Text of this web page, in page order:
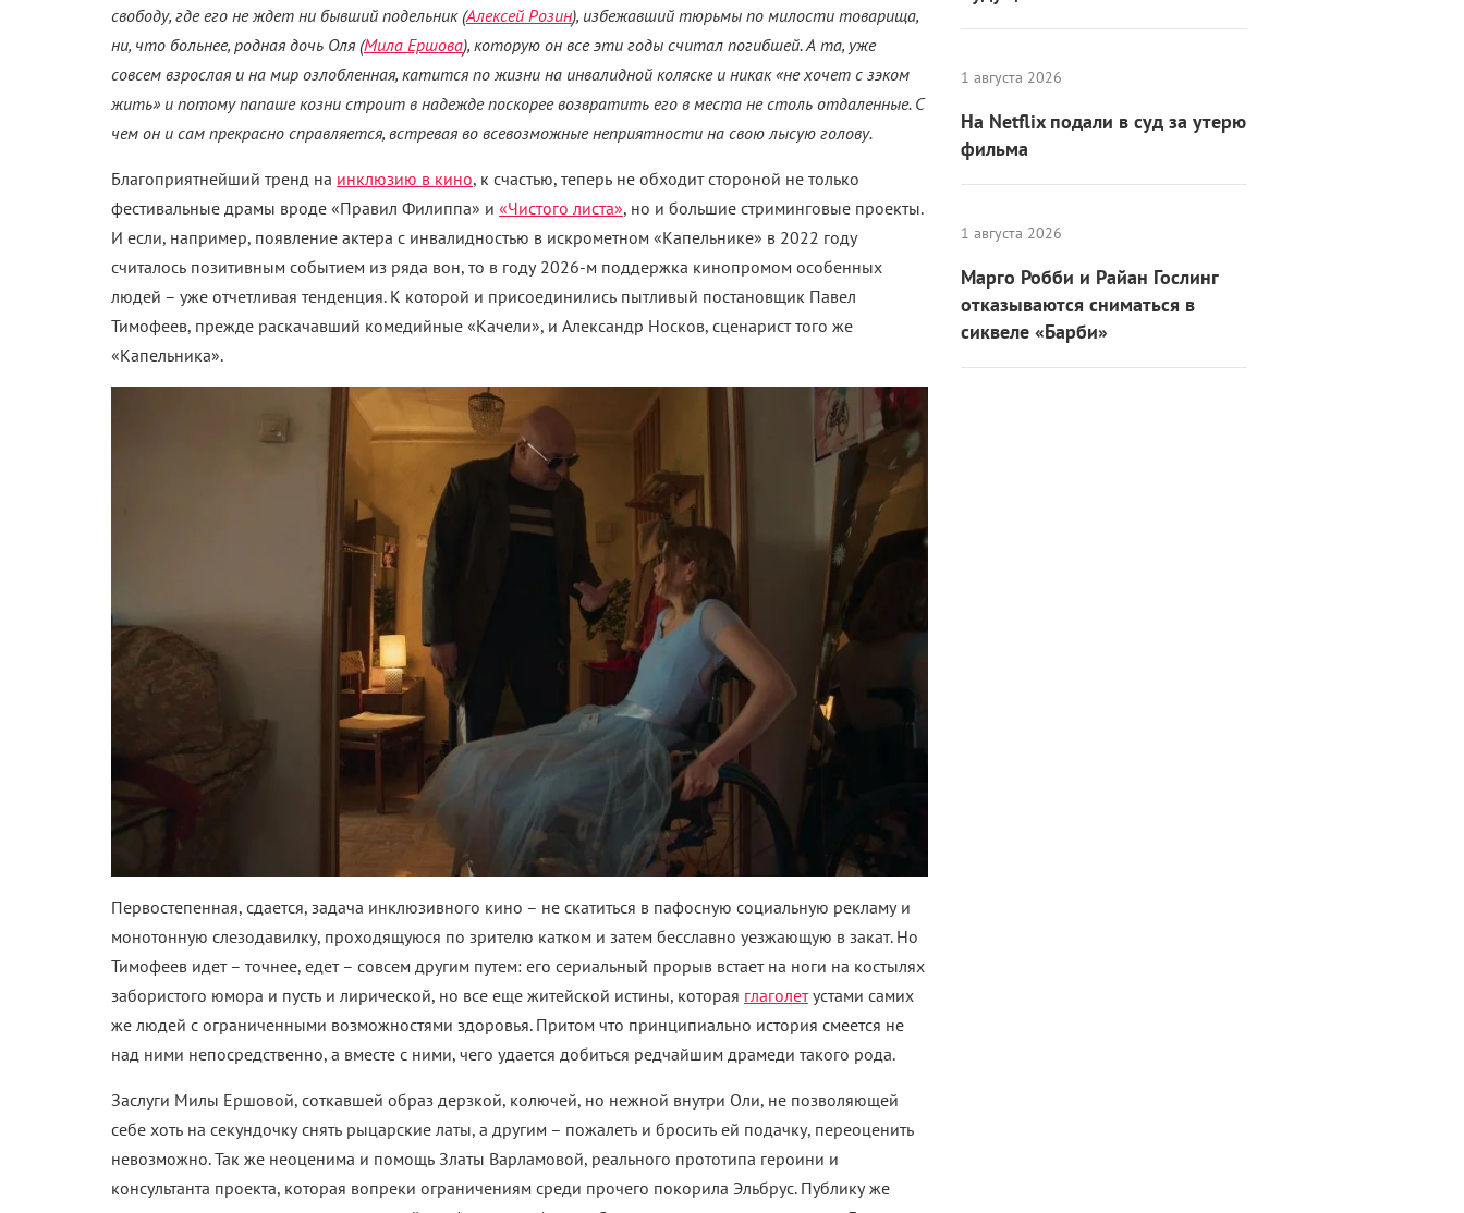
свободу, где его не ждет ни бывший подельник (Алексей Розин), избежавший тюрьмы по милости товарища,
ни, что больнее, родная дочь Оля (Мила Ершова), которую он все эти годы считал погибшей. А та, уже
совсем взрослая и на мир озлобленная, катится по жизни на инвалидной коляске и никак «не хочет с зэком
жить» и потому папаше козни строит в надежде поскорее возвратить его в места не столь отдаленные. С
чем он и сам прекрасно справляется, встревая во всевозможные неприятности на свою лысую голову.
Благоприятнейший тренд на инклюзию в кино, к счастью, теперь не обходит стороной не только
фестивальные драмы вроде «Правил Филиппа» и «Чистого листа», но и большие стриминговые проекты.
И если, например, появление актера с инвалидностью в искрометном «Капельнике» в 2022 году
считалось позитивным событием из ряда вон, то в году 2026-м поддержка кинопромом особенных
людей – уже отчетливая тенденция. К которой и присоединились пытливый постановщик Павел
Тимофеев, прежде раскачавший комедийные «Качели», и Александр Носков, сценарист того же
«Капельника».
Первостепенная, сдается, задача инклюзивного кино – не скатиться в пафосную социальную рекламу и
монотонную слезодавилку, проходящуюся по зрителю катком и затем бесславно уезжающую в закат. Но
Тимофеев идет – точнее, едет – совсем другим путем: его сериальный прорыв встает на ноги на костылях
забористого юмора и пусть и лирической, но все еще житейской истины, которая глаголетустами самих
же людей с ограниченными возможностями здоровья. Притом что принципиально история смеется не
над ними непосредственно, а вместе с ними, чего удается добиться редчайшим драмеди такого рода.
Заслуги Милы Ершовой, соткавшей образ дерзкой, колючей, но нежной внутри Оли, не позволяющей
себе хоть на секундочку снять рыцарские латы, а другим – пожалеть и бросить ей подачку, переоценить
невозможно. Так же неоценима и помощь Златы Варламовой, реального прототипа героини и
консультанта проекта, которая вопреки ограничениям среди прочего покорила Эльбрус. Публику же
1 августа 2026
На Netflix подали в суд за утерю
фильма
1 августа 2026
Марго Робби и Райан Гослинг
отказываются сниматься в
сиквеле «Барби»